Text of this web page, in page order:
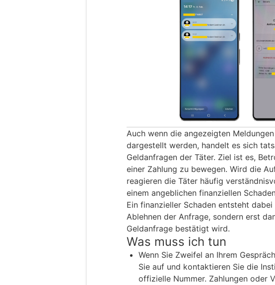
Auch wenn die angezeigten
dargestellt werden, handelt es sich
Geldanfragen der Täter. Ziel ist es,
einer Zahlung zu bewegen. Wird die
reagieren die Täter häufig
einem angeblichen finanziellen
Ein finanzieller Schaden entsteht
Ablehnen der Anfrage, sondern erst
Geldanfrage bestätigt wird.
Was muss ich tun
Wenn Sie Zweifel an Ihrem
Sie auf und kontaktieren Sie die
offizielle Nummer. Zahlungen oder